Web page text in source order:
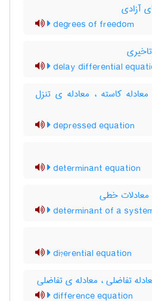
آزادی
degrees of freedom
delay differential
معادله کاسته ، معادله ی تنزل
depressed equation
determinant equation
معادلات خطی
determinant of a
di?erential equation
تفاضلی ، معادله ی تفاضلی
difference equation